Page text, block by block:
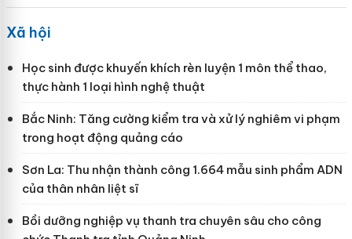
Xã hội
Học sinh được khuyến khích rèn luyện 1 môn thể thao,
thực hành 1 loại hình nghệ thuật
Bắc Ninh: Tăng cường kiểm tra và xử lý nghiêm vi phạm
trong hoạt động quảng cáo
Sơn La: Thu nhận thành công 1.664 mẫu sinh phẩm ADN
của thân nhân liệt sĩ
Bồi dưỡng nghiệp vụ thanh tra chuyên sâu cho công